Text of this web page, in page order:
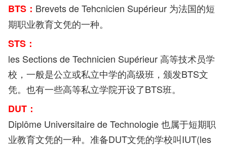
BTS： Brevets de Tehcnicien Supérieur 为法国的短
期职业教育文凭的一种。
STS：
les Sections de Technicien Supérieur 高等技术员学
校，一般是公立或私立中学的高级班，颁发BTS文
凭。也有一些高等私立学院开设了BTS班。
DUT：
Diplôme Universitaire de Technologie 也属于短期职
业教育文凭的一种。准备DUT文凭的学校叫IUT(les